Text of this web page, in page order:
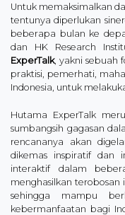
Untuk memaksimalkan
tentunya diperlukan
beberapa bulan ke
dan HK Research
ExperTalk, yakni sebuah
praktisi, pemerhati,
Indonesia, untuk
Hutama ExperTalk
sumbangsih gagasan
rencananya akan
dikemas inspiratif dan
interaktif dalam
menghasilkan terobosan
sehingga mampu
kebermanfaatan bagi